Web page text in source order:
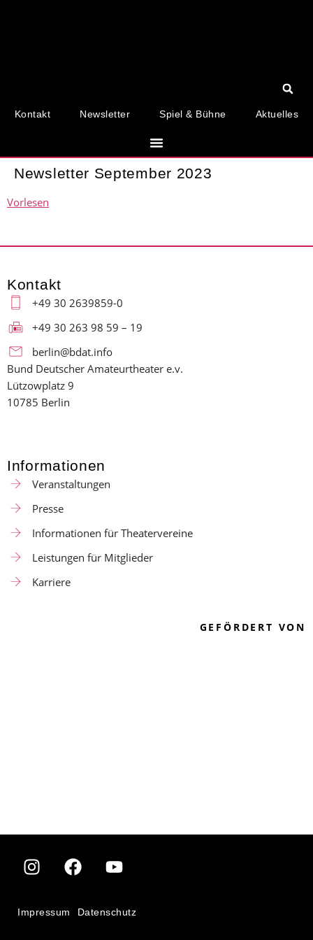
Kontakt Newsletter Spiel & Bühne Aktuelles
Newsletter September 2023
Vorlesen
Kontakt
+49 30 2639859-0
+49 30 263 98 59 – 19
berlin@bdat.info
Bund Deutscher Amateurtheater e.v.
Lützowplatz 9
10785 Berlin
Informationen
Veranstaltungen
Presse
Informationen für Theatervereine
Leistungen für Mitglieder
Karriere
GEFÖRDERT VON
Impressum Datenschutz